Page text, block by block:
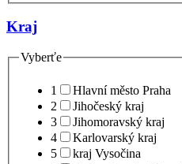
Kraj
Vyberťe
1
Hlavní město Praha
2
Jihočeský kraj
3
Jihomoravský kraj
4
Karlovarský kraj
5
kraj Vysočina